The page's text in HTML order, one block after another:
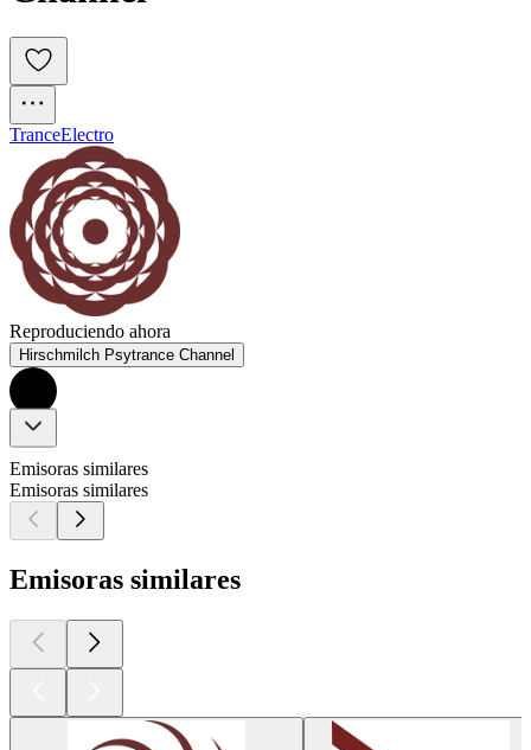
TranceElectro
Reproduciendo ahora
Hirschmilch Psytrance Channel
Emisoras similares
Emisoras similares
Emisoras similares